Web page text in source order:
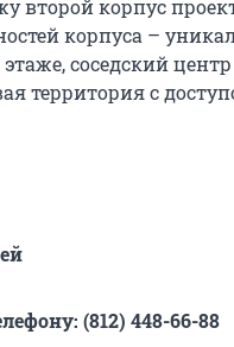
второй корпус
корпуса –
соседский
территория с
(812) 448-66-88